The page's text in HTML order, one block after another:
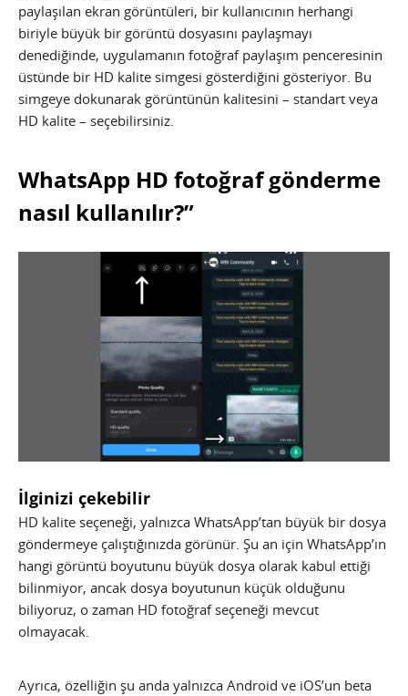
paylaşılan ekran görüntüleri, bir kullanıcının herhangi
biriyle büyük bir görüntü dosyasını paylaşmayı
denediğinde, uygulamanın fotoğraf paylaşım penceresinin
üstünde bir HD kalite simgesi gösterdiğini gösteriyor. Bu
simgeye dokunarak görüntünün kalitesini – standart veya
HD kalite – seçebilirsiniz.
WhatsApp HD fotoğraf gönderme
nasıl kullanılır?”
İlginizi çekebilir
HD kalite seçeneği, yalnızca WhatsApp’tan büyük bir dosya
göndermeye çalıştığınızda görünür. Şu an için WhatsApp’ın
hangi görüntü boyutunu büyük dosya olarak kabul ettiği
bilinmiyor, ancak dosya boyutunun küçük olduğunu
biliyoruz, o zaman HD fotoğraf seçeneği mevcut
olmayacak.
Ayrıca, özelliğin şu anda yalnızca Android ve iOS’un beta